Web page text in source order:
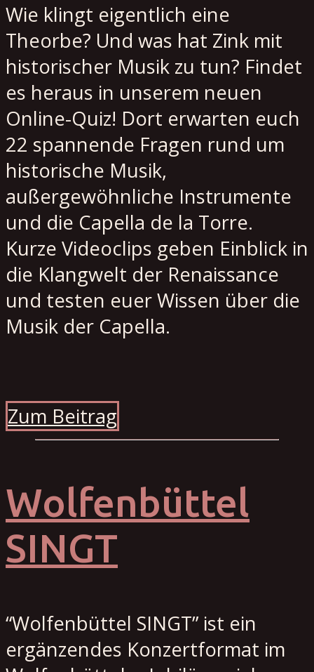
Wie klingt eigentlich eine
Theorbe? Und was hat Zink mit
historischer Musik zu tun? Findet
es heraus in unserem neuen
Online-Quiz! Dort erwarten euch
22 spannende Fragen rund um
historische Musik,
außergewöhnliche Instrumente
und die Capella de la Torre.
Kurze Videoclips geben Einblick in
die Klangwelt der Renaissance
und testen euer Wissen über die
Musik der Capella.
Zum Beitrag
Wolfenbüttel
SINGT
“Wolfenbüttel SINGT” ist ein
ergänzendes Konzertformat im